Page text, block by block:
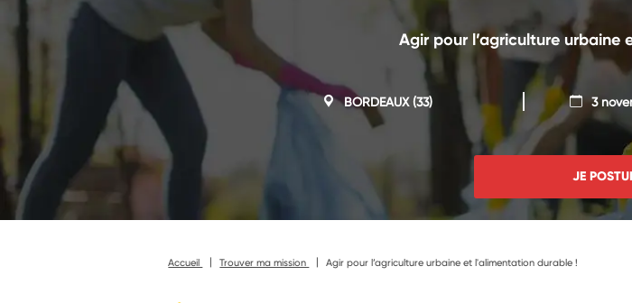
Agir pour l’agriculture urbaine
BORDEAUX(33) 3
JE
Accueil Trouver ma mission Agir pour l’agriculture urbaine et l'alimentation durable !